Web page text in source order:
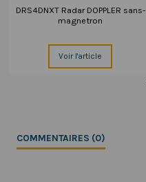
DRS4DNXT Radar DOPPLER sans-
magnetron
Voir l'article
COMMENTAIRES (0)